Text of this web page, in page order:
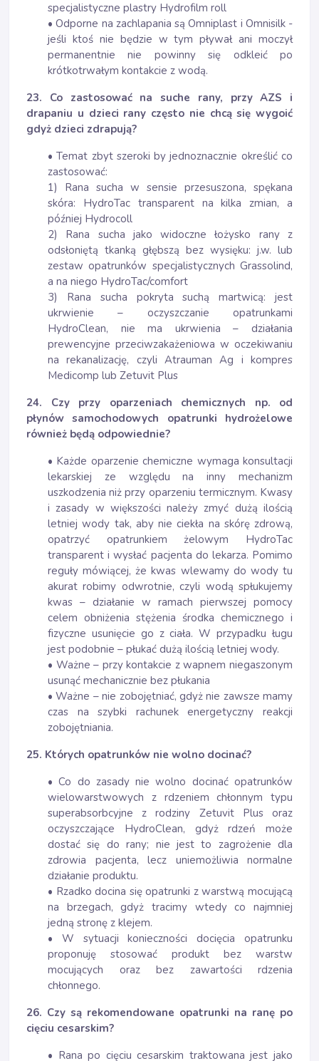
specjalistyczne plastry Hydrofilm roll
• Odporne na zachlapania są Omniplast i Omnisilk -
jeśli ktoś nie będzie w tym pływał ani moczył
permanentnie nie powinny się odkleić po
krótkotrwałym kontakcie z wodą.
23. Co zastosować na suche rany, przy AZS i
drapaniu u dzieci rany często nie chcą się wygoić
gdyż dzieci zdrapują?
• Temat zbyt szeroki by jednoznacznie określić co
zastosować:
1) Rana sucha w sensie przesuszona, spękana
skóra: HydroTac transparent na kilka zmian, a
później Hydrocoll
2) Rana sucha jako widoczne łożysko rany z
odsłoniętą tkanką głębszą bez wysięku: j.w. lub
zestaw opatrunków specjalistycznych Grassolind,
a na niego HydroTac/comfort
3) Rana sucha pokryta suchą martwicą: jest
ukrwienie – oczyszczanie opatrunkami
HydroClean, nie ma ukrwienia – działania
prewencyjne przeciwzakażeniowa w oczekiwaniu
na rekanalizację, czyli Atrauman Ag i kompres
Medicomp lub Zetuvit Plus
24. Czy przy oparzeniach chemicznych np. od
płynów samochodowych opatrunki hydrożelowe
również będą odpowiednie?
• Każde oparzenie chemiczne wymaga konsultacji
lekarskiej ze względu na inny mechanizm
uszkodzenia niż przy oparzeniu termicznym. Kwasy
i zasady w większości należy zmyć dużą ilością
letniej wody tak, aby nie ciekła na skórę zdrową,
opatrzyć opatrunkiem żelowym HydroTac
transparent i wysłać pacjenta do lekarza. Pomimo
reguły mówiącej, że kwas wlewamy do wody tu
akurat robimy odwrotnie, czyli wodą spłukujemy
kwas – działanie w ramach pierwszej pomocy
celem obniżenia stężenia środka chemicznego i
fizyczne usunięcie go z ciała. W przypadku ługu
jest podobnie – płukać dużą ilością letniej wody.
• Ważne – przy kontakcie z wapnem niegaszonym
usunąć mechanicznie bez płukania
• Ważne – nie zobojętniać, gdyż nie zawsze mamy
czas na szybki rachunek energetyczny reakcji
zobojętniania.
25. Których opatrunków nie wolno docinać?
• Co do zasady nie wolno docinać opatrunków
wielowarstwowych z rdzeniem chłonnym typu
superabsorbcyjne z rodziny Zetuvit Plus oraz
oczyszczające HydroClean, gdyż rdzeń może
dostać się do rany; nie jest to zagrożenie dla
zdrowia pacjenta, lecz uniemożliwia normalne
działanie produktu.
• Rzadko docina się opatrunki z warstwą mocującą
na brzegach, gdyż tracimy wtedy co najmniej
jedną stronę z klejem.
• W sytuacji konieczności docięcia opatrunku
proponuję stosować produkt bez warstw
mocujących oraz bez zawartości rdzenia
chłonnego.
26. Czy są rekomendowane opatrunki na ranę po
cięciu cesarskim?
• Rana po cięciu cesarskim traktowana jest jako